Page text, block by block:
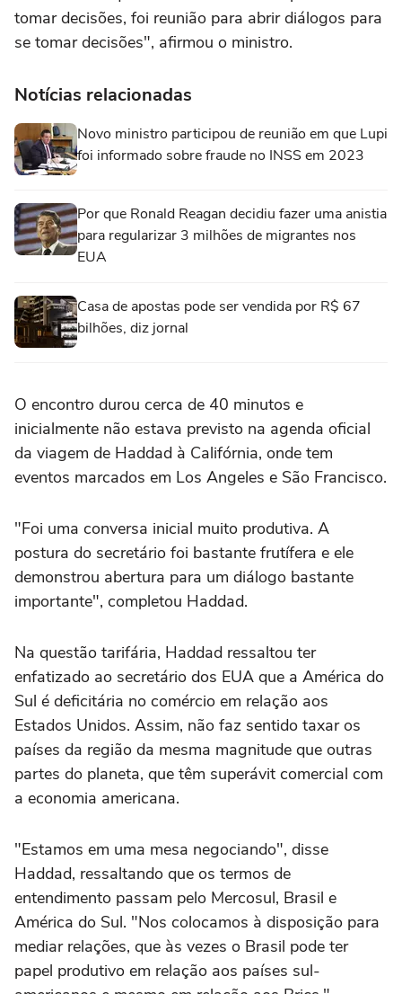
tomar decisões, foi reunião para abrir diálogos para
se tomar decisões", afirmou o ministro.
Notícias relacionadas
Novo ministro participou de reunião em que Lupi
foi informado sobre fraude no INSS em 2023
Por que Ronald Reagan decidiu fazer uma anistia
para regularizar 3 milhões de migrantes nos
EUA
Casa de apostas pode ser vendida por R$ 67
bilhões, diz jornal
O encontro durou cerca de 40 minutos e
inicialmente não estava previsto na agenda oficial
da viagem de Haddad à Califórnia, onde tem
eventos marcados em Los Angeles e São Francisco.
"Foi uma conversa inicial muito produtiva. A
postura do secretário foi bastante frutífera e ele
demonstrou abertura para um diálogo bastante
importante", completou Haddad.
Na questão tarifária, Haddad ressaltou ter
enfatizado ao secretário dos EUA que a América do
Sul é deficitária no comércio em relação aos
Estados Unidos. Assim, não faz sentido taxar os
países da região da mesma magnitude que outras
partes do planeta, que têm superávit comercial com
a economia americana.
"Estamos em uma mesa negociando", disse
Haddad, ressaltando que os termos de
entendimento passam pelo Mercosul, Brasil e
América do Sul. "Nos colocamos à disposição para
mediar relações, que às vezes o Brasil pode ter
papel produtivo em relação aos países sul-